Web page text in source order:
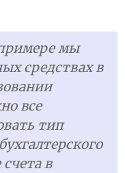
мы
средствах в
все
тип
в